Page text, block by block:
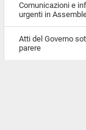
Comunicazioni e
urgenti in
Atti del Governo
parere